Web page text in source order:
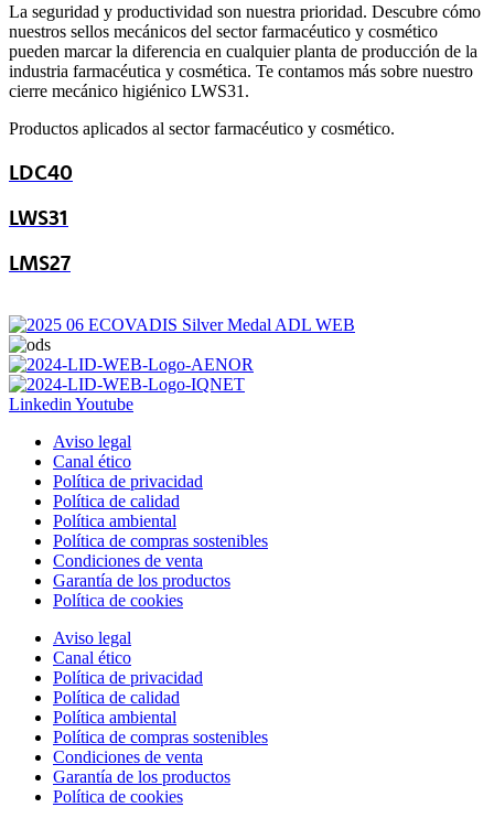
La seguridad y productividad son nuestra prioridad. Descubre cómo
nuestros sellos mecánicos del sector farmacéutico y cosmético
pueden marcar la diferencia en cualquier planta de producción de la
industria farmacéutica y cosmética. Te contamos más sobre nuestro
cierre mecánico higiénico LWS31.
Productos aplicados al sector farmacéutico y cosmético.
LDC40
LWS31
LMS27
Linkedin Youtube
Aviso legal
Canal ético
Política de privacidad
Política de calidad
Política ambiental
Política de compras sostenibles
Condiciones de venta
Garantía de los productos
Política de cookies
Aviso legal
Canal ético
Política de privacidad
Política de calidad
Política ambiental
Política de compras sostenibles
Condiciones de venta
Garantía de los productos
Política de cookies